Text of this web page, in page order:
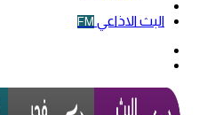
البث الاذاعي FM